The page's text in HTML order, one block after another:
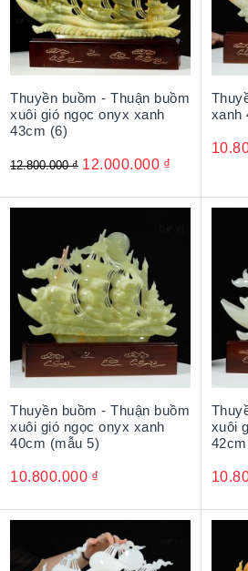
Thuyền buồm - Thuận buồm
xuôi gió ngọc onyx xanh
43cm (6)
12.800.000 ₫ 12.000.000 ₫
xanh
Thuyền buồm - Thuận buồm
xuôi gió ngọc onyx xanh
40cm (mẫu 5)
10.800.000 ₫
xuôi